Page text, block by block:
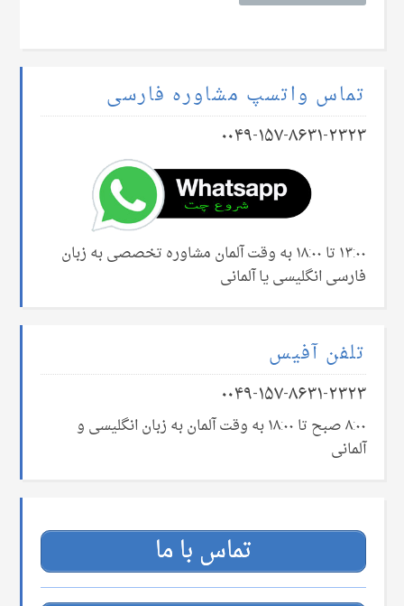
تماس واتسپ مشاوره فارسی
۰۰۴۹-۱۵۷-۸۶۳۱-۲۳۲۳
۱۳:۰۰ تا ۱۸:۰۰ به وقت آلمان مشاوره تخصصی به زبان
فارسی انگلیسی یا آلمانی
تلفن آفیس
۰۰۴۹-۱۵۷-۸۶۳۱-۲۳۲۳
۸:۰۰ صبح تا ۱۸:۰۰ به وقت آلمان به زبان انگلیسی و
آلمانی
تماس با ما